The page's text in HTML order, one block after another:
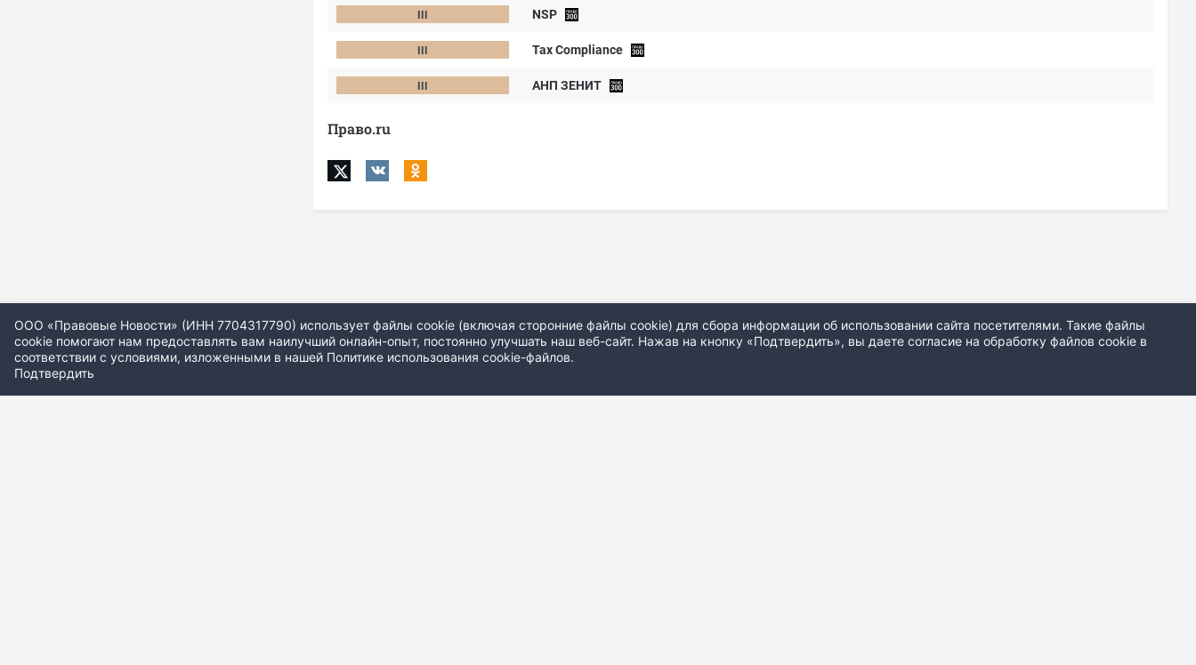
NSP
Tax Compliance
АНП ЗЕНИТ
Право.ru
ООО «Правовые Новости» (ИНН 7704317790) использует файлы cookie (включая сторонние файлы cookie) для сбора информации об использовании сайта посетителями. Такие файлы
cookie помогают нам предоставлять вам наилучший онлайн-опыт, постоянно улучшать наш веб-сайт. Нажав на кнопку «Подтвердить», вы даете согласие на обработку файлов cookie в
соответствии с условиями, изложенными в нашей Политике использования cookie-файлов.
Подтвердить